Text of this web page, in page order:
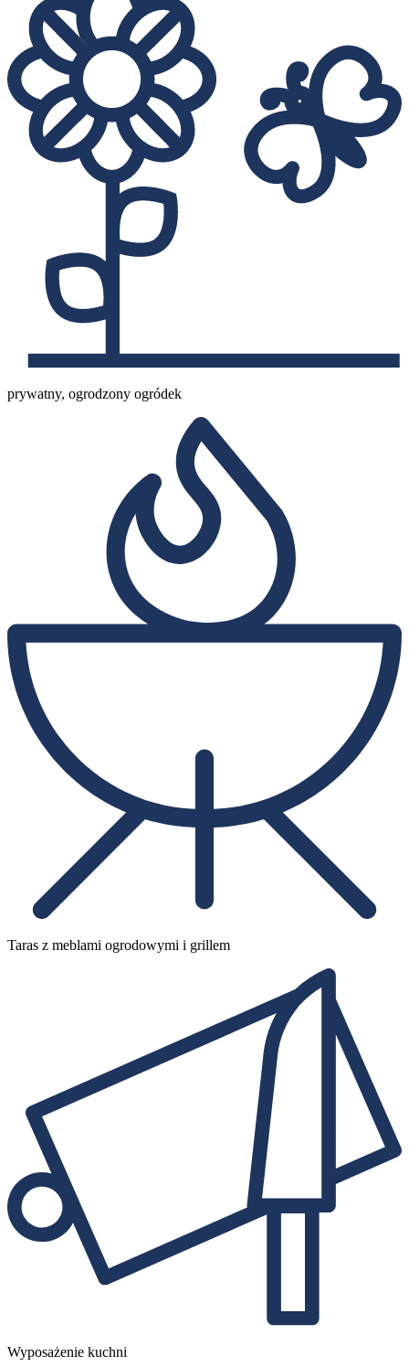
prywatny, ogrodzony ogródek
Taras z meblami ogrodowymi i grillem
Wyposażenie kuchni